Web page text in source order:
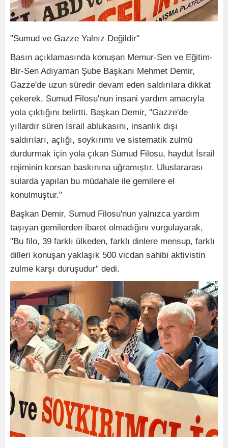
"Sumud ve Gazze Yalnız Değildir"
Basın açıklamasında konuşan Memur-Sen ve Eğitim-
Bir-Sen Adıyaman Şube Başkanı Mehmet Demir,
Gazze'de uzun süredir devam eden saldırılara dikkat
çekerek, Sumud Filosu'nun insani yardım amacıyla
yola çıktığını belirtti. Başkan Demir, "Gazze'de
yıllardır süren İsrail ablukasını, insanlık dışı
saldırıları, açlığı, soykırımı ve sistematik zulmü
durdurmak için yola çıkan Sumud Filosu, haydut İsrail
rejiminin korsan baskınına uğramıştır. Uluslararası
sularda yapılan bu müdahale ile gemilere el
konulmuştur."
Başkan Demir, Sumud Filosu'nun yalnızca yardım
taşıyan gemilerden ibaret olmadığını vurgulayarak,
"Bu filo, 39 farklı ülkeden, farklı dinlere mensup, farklı
dilleri konuşan yaklaşık 500 vicdan sahibi aktivistin
zulme karşı duruşudur" dedi.